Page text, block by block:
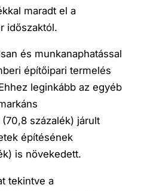
maradt el a
időszaktól.
és munkanaphatással
építőipari termelés
leginkább az egyéb
százalék) járult
építésének
is növekedett.
tekintve a